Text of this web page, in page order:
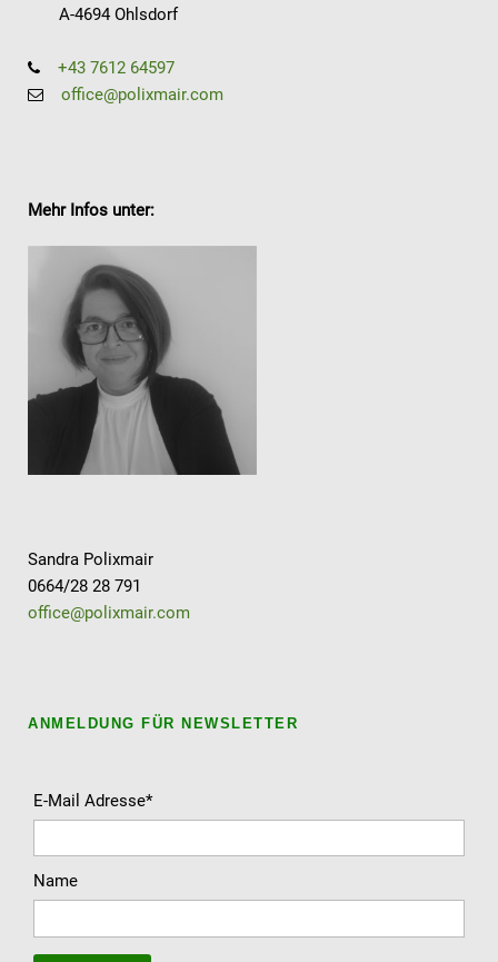
A-4694 Ohlsdorf
+43 7612 64597
office@polixmair.com
Mehr Infos unter:
Sandra Polixmair
0664/28 28 791
office@polixmair.com
ANMELDUNG FÜR NEWSLETTER
E-Mail Adresse*
Name